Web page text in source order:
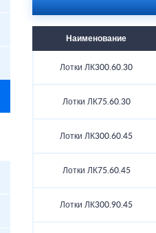
Наименование
Лотки ЛК300.60.30
Лотки ЛК75.60.30
Лотки ЛК300.60.45
Лотки ЛК75.60.45
Лотки ЛК300.90.45